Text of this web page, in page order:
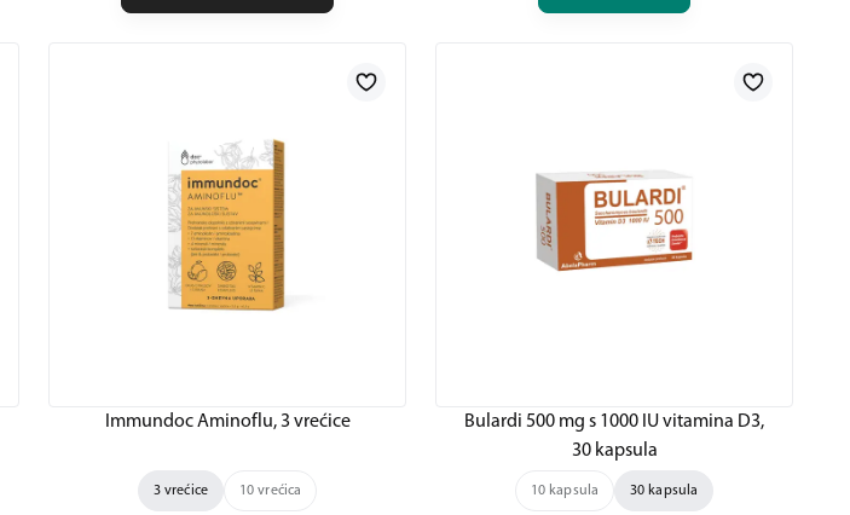
Immundoc Aminoflu, 3 vrećice
3 vrećice 10 vrećica
Bulardi 500 mg s 1000 IU vitamina D3,
30 kapsula
10 kapsula 30 kapsula